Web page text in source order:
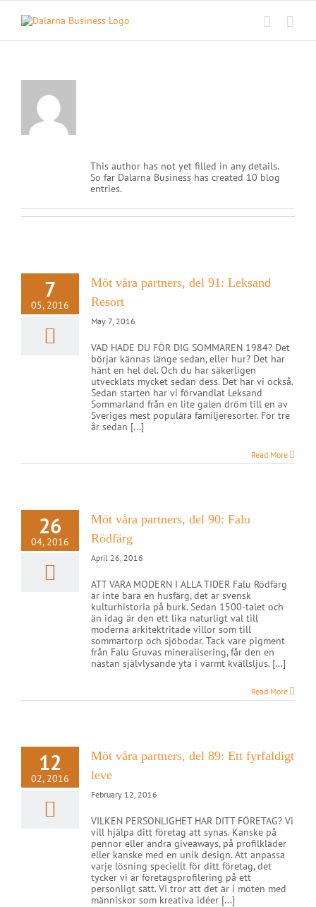
Skip
content
This author has not yet filled in any details.
So far Dalarna Business has created 10 blog
entries.
7
05, 2016
Möt våra partners, del 91: Leksand
Resort
May 7, 2016
VAD HADE DU FÖR DIG SOMMAREN 1984? Det
börjar kännas länge sedan, eller hur? Det har
hänt en hel del. Och du har säkerligen
utvecklats mycket sedan dess. Det har vi också.
Sedan starten har vi förvandlat Leksand
Sommarland från en lite galen dröm till en av
Sveriges mest populära familjeresorter. För tre
år sedan [...]
Read More
26
04, 2016
Möt våra partners, del 90: Falu
Rödfärg
April 26, 2016
ATT VARA MODERN I ALLA TIDER Falu Rödfärg
är inte bara en husfärg, det är svensk
kulturhistoria på burk. Sedan 1500-talet och
än idag är den ett lika naturligt val till
moderna arkitektritade villor som till
sommartorp och sjöbodar. Tack vare pigment
från Falu Gruvas mineralisering, får den en
nästan självlysande yta i varmt kvällsljus. [...]
Read More
12
02, 2016
Möt våra partners, del 89: Ett fyrfaldigt
leve
February 12, 2016
VILKEN PERSONLIGHET HAR DITT FÖRETAG? Vi
vill hjälpa ditt företag att synas. Kanske på
pennor eller andra giveaways, på profilkläder
eller kanske med en unik design. Att anpassa
varje lösning speciellt för ditt företag, det
tycker vi är företagsprofilering på ett
personligt sätt. Vi tror att det är i möten med
människor som kreativa idéer [...]